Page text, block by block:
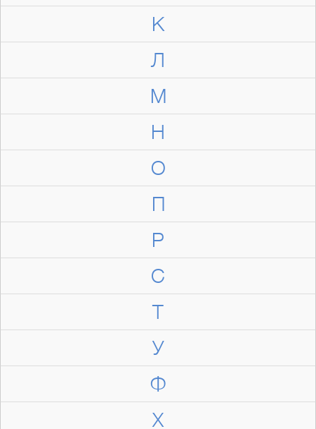
К
Л
М
Н
О
П
Р
С
Т
У
Ф
Х